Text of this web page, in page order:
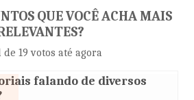
QUE VOCÊ ACHA MAIS
de 19 votos até agora
falando de diversos